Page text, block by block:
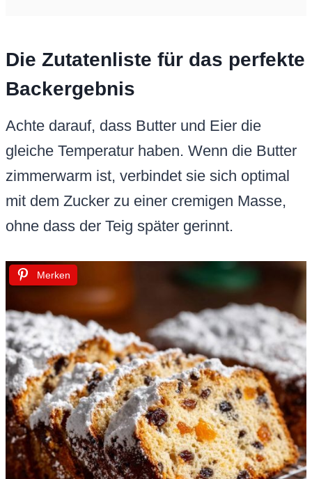
Die Zutatenliste für das perfekte
Backergebnis
Achte darauf, dass Butter und Eier die
gleiche Temperatur haben. Wenn die Butter
zimmerwarm ist, verbindet sie sich optimal
mit dem Zucker zu einer cremigen Masse,
ohne dass der Teig später gerinnt.
Merken